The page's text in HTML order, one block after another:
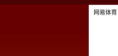
网易体育